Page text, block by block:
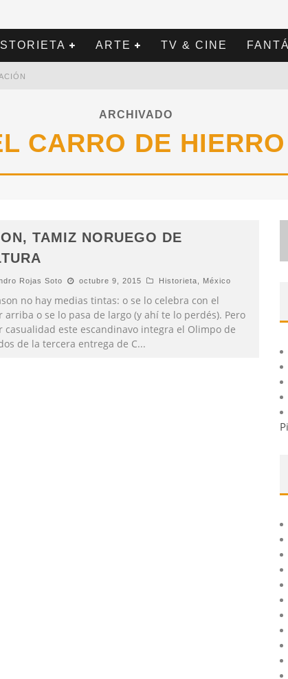
ARTE TV & CINE
ARCHIVADO
CARRO DE HIERRO
TAMIZ NORUEGO DE
Rojas Soto octubre 9, 2015 Historieta México
no hay medias tintas: o se lo celebra con el
arriba o se lo pasa de largo (y ahí te lo perdés). Pero
casualidad este escandinavo integra el Olimpo de
de la tercera entrega de C...